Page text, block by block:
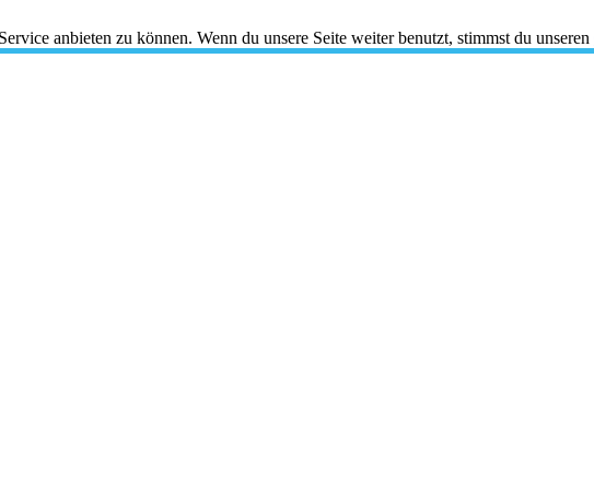
anbieten zu können. Wenn du unsere Seite weiter benutzt, stimmst du unseren